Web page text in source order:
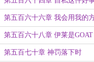
第五百六十六章 我会用我的
报他们
第五百六十八章 伊莱是GOAT
第五百七十章 神罚落下时